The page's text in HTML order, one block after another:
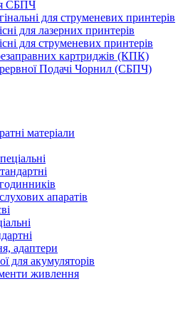
СБПЧ
для струменевих принтерів
для лазерних принтерів
для струменевих принтерів
картриджів (КПК)
Подачі Чорнил (СБПЧ)
матеріали
апаратів
адаптери
для акумуляторів
живлення